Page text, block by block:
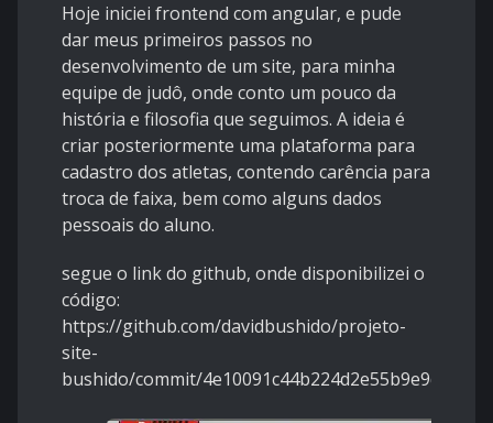
Hoje iniciei frontend com angular, e pude
dar meus primeiros passos no
desenvolvimento de um site, para minha
equipe de judô, onde conto um pouco da
história e filosofia que seguimos. A ideia é
criar posteriormente uma plataforma para
cadastro dos atletas, contendo carência para
troca de faixa, bem como alguns dados
pessoais do aluno.
segue o link do github, onde disponibilizei o
código:
https://github.com/davidbushido/projeto-
site-
bushido/commit/